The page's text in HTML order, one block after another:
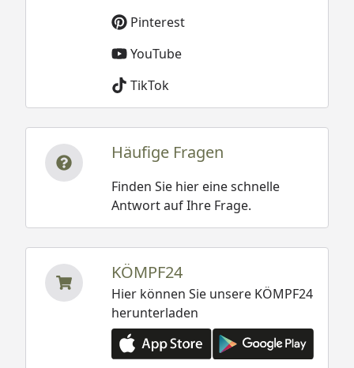
Pinterest
YouTube
TikTok
Häufige Fragen
Finden Sie hier eine schnelle
Antwort auf Ihre Frage.
KÖMPF24
Hier können Sie unsere KÖMPF24
herunterladen